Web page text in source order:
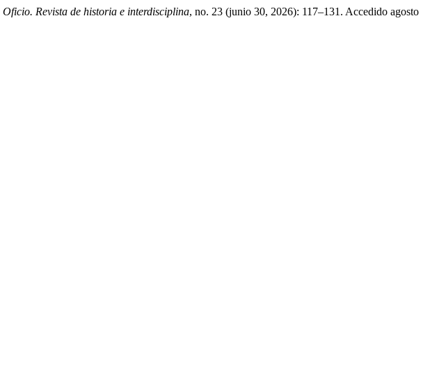
Oficio. Revista de historia e interdisciplina, no. 23 (junio 30, 2026): 117–131. Accedido agosto